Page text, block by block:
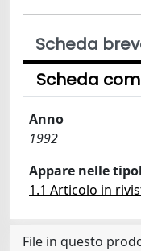
Scheda
Scheda
Anno
1992
Appare nelle
1.1 Articolo in
File in questo